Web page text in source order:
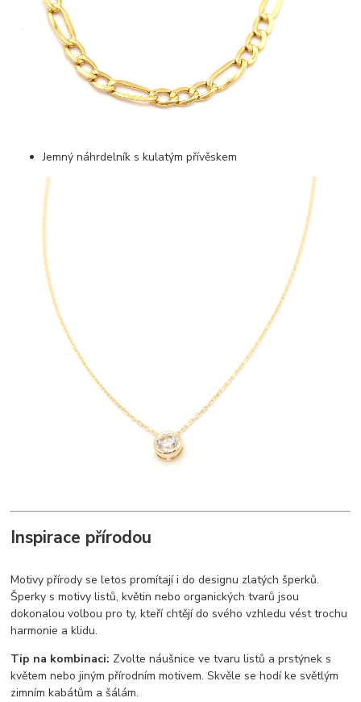
Jemný náhrdelník s kulatým přívěskem
Inspirace přírodou
Motivy přírody se letos promítají i do designu zlatých šperků.
Šperky s motivy listů, květin nebo organických tvarů jsou
dokonalou volbou pro ty, kteří chtějí do svého vzhledu vést trochu
harmonie a klidu.
Tip na kombinaci: Zvolte náušnice ve tvaru listů a prstýnek s
květem nebo jiným přírodním motivem. Skvěle se hodí ke světlým
zimním kabátům a šálám.